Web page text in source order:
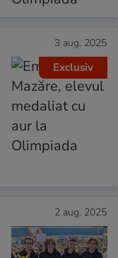
Exclusiv
3 aug. 2025
2 aug. 2025